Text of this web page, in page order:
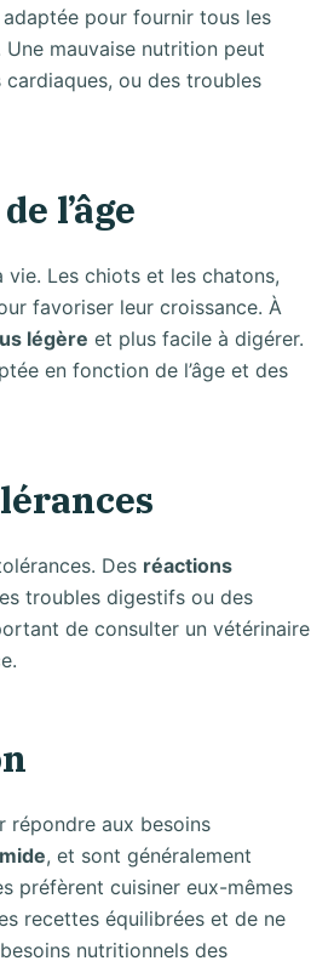
pour fournir tous les
mauvaise nutrition peut
cardiaques, ou des troubles
l’âge
Les chiots et les chatons,
favoriser leur croissance. À
légère et plus facile à digérer.
en fonction de l’âge et des
Des réactions
troubles digestifs ou des
de consulter un vétérinaire
répondre aux besoins
, et sont généralement
préfèrent cuisiner eux-mêmes
recettes équilibrées et de ne
nutritionnels des